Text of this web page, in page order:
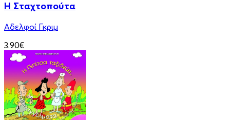
Η Σταχτοπούτα
Αδελφοί Γκριμ
3.90€